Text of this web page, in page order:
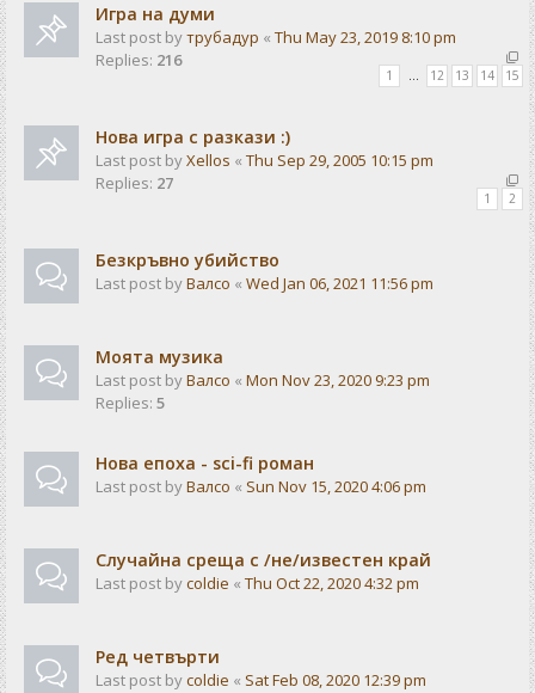
Игра на думи
Last post byтрубадур « Thu May 23, 2019 8:10 pm
Replies: 216
1 … 12 13 14 15
Нова игра с разкази :)
Last post byXellos « Thu Sep 29, 2005 10:15 pm
Replies: 27
1 2
Безкръвно убийство
Last post byВалсо « Wed Jan 06, 2021 11:56 pm
Моята музика
Last post byВалсо « Mon Nov 23, 2020 9:23 pm
Replies: 5
Нова епоха - sci-fi роман
Last post byВалсо « Sun Nov 15, 2020 4:06 pm
Случайна среща с /не/известен край
Last post bycoldie « Thu Oct 22, 2020 4:32 pm
Ред четвърти
Last post bycoldie « Sat Feb 08, 2020 12:39 pm